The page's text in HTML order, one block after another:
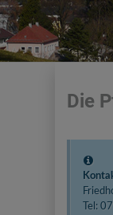
Die
Tel: